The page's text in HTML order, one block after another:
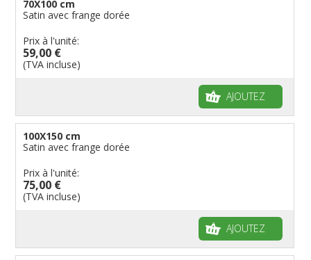
70X100 cm
Satin avec frange dorée
Prix à l'unité:
59,00 €
(TVA incluse)
AJOUTEZ
100X150 cm
Satin avec frange dorée
Prix à l'unité:
75,00 €
(TVA incluse)
AJOUTEZ